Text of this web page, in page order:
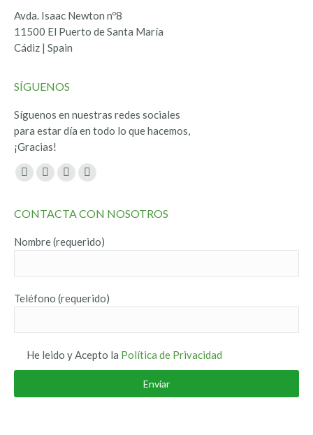
Avda. Isaac Newton nº8
11500 El Puerto de Santa María
Cádiz | Spain
SÍGUENOS
Síguenos en nuestras redes sociales
para estar día en todo lo que hacemos,
¡Gracias!
Encuéntranos en:
Facebook
opens
new
Twitter
opens
new
YouTube
opens
new
Instagram
opens
new
CONTACTA CON NOSOTROS
Nombre (requerido)
Teléfono (requerido)
He leido y Acepto la Política de Privacidad